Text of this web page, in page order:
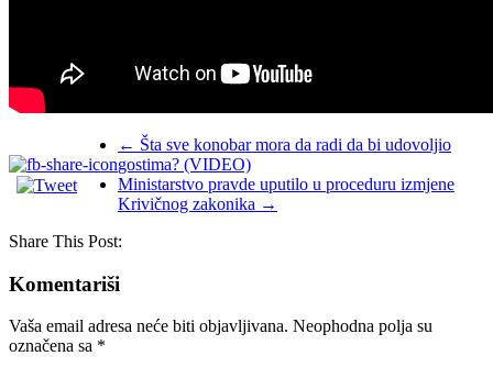
← Šta sve konobar mora da radi da bi udovoljio
gostima? (VIDEO)
Ministarstvo pravde uputilo u proceduru izmjene
Krivičnog zakonika →
Share This Post:
Komentariši
Vaša email adresa neće biti objavljivana. Neophodna polja su
označena sa *